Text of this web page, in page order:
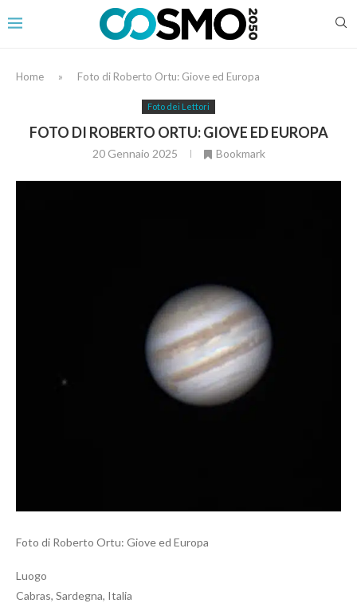
Home » Foto di Roberto Ortu: Giove ed Europa
Foto dei Lettori
FOTO DI ROBERTO ORTU: GIOVE ED EUROPA
20 Gennaio 2025 Bookmark
Foto di Roberto Ortu: Giove ed Europa
Luogo
Cabras, Sardegna, Italia